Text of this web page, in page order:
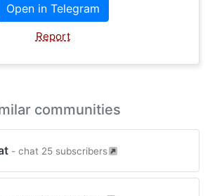
Open in Telegram
Report
communities
- chat 25 subscribers